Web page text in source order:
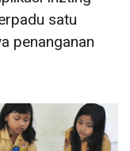
satu
penanganan